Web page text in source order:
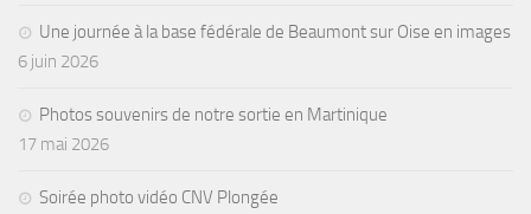
Une journée à la base fédérale de Beaumont sur Oise en images
6 juin 2026
Photos souvenirs de notre sortie en Martinique
17 mai 2026
Soirée photo vidéo CNV Plongée